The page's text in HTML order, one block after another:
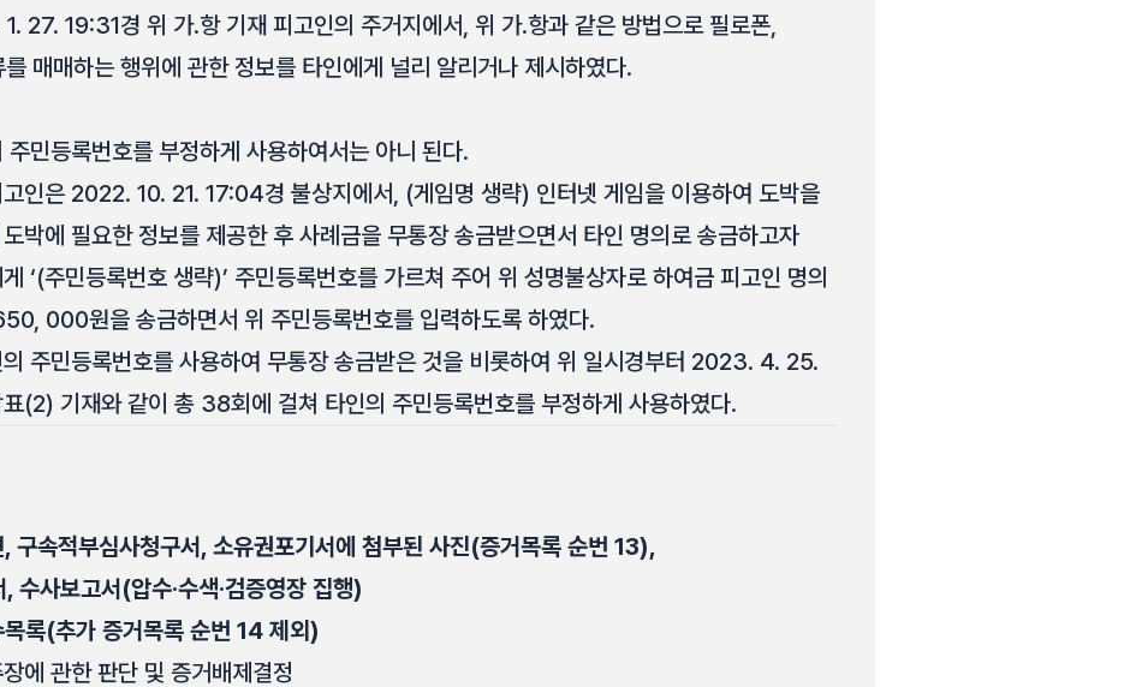
27. 19:31경 위 가.항 기재 피고인의 주거지에서, 위 가.항과 같은 방법으로 필로폰,
매매하는 행위에 관한 정보를 타인에게 널리 알리거나 제시하였다.
주민등록번호를 부정하게 사용하여서는 아니 된다.
인은 2022. 10. 21. 17:04경 불상지에서, (게임명 생략) 인터넷 게임을 이용하여 도박을
박에 필요한 정보를 제공한 후 사례금을 무통장 송금받으면서 타인 명의로 송금하고자
‘(주민등록번호 생략)’ 주민등록번호를 가르쳐 주어 위 성명불상자로 하여금 피고인 명의
000원을 송금하면서 위 주민등록번호를 입력하도록 하였다.
주민등록번호를 사용하여 무통장 송금받은 것을 비롯하여 위 일시경부터 2023. 4. 25.
(2) 기재와 같이 총 38회에 걸쳐 타인의 주민등록번호를 부정하게 사용하였다.
구속적부심사청구서, 소유권포기서에 첨부된 사진(증거목록 순번 13),
수사보고서(압수·수색·검증영장 집행)
록(추가 증거목록 순번 14 제외)
에 관한 판단 및 증거배제결정